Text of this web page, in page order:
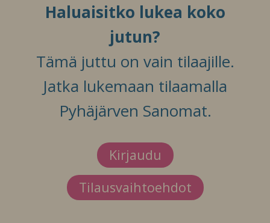
Haluaisitko lukea koko
jutun?
Tämä juttu on vain tilaajille.
Jatka lukemaan tilaamalla
Pyhäjärven Sanomat.
Kirjaudu
Tilausvaihtoehdot